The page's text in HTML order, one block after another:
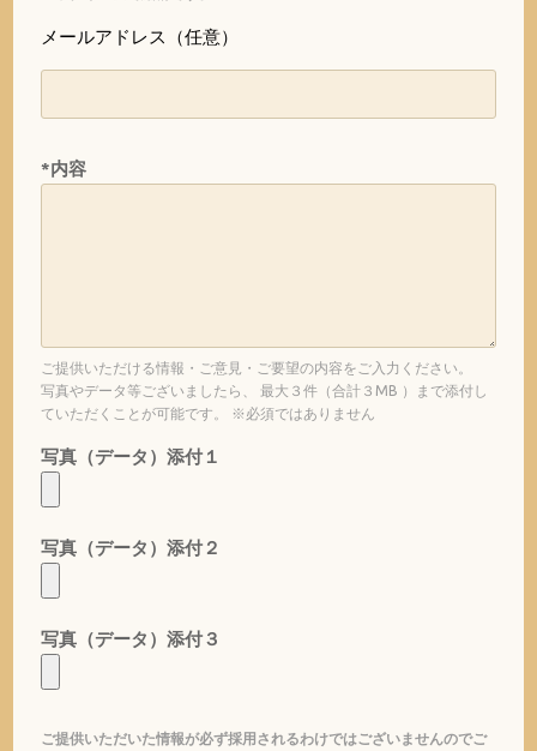
メールアドレス（任意）
*内容
ご提供いただける情報・ご意見・ご要望の内容をご入力ください。
写真やデータ等ございましたら、 最大３件（合計３MB ）まで添付し
ていただくことが可能です。 ※必須ではありません
写真（データ）添付１
写真（データ）添付２
写真（データ）添付３
ご提供いただいた情報が必ず採用されるわけではございませんのでご